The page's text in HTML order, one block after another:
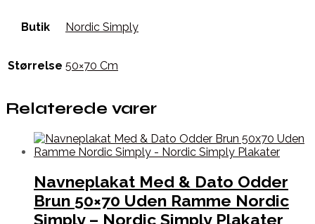
Butik Nordic Simply
Størrelse 50×70 Cm
Relaterede varer
Navneplakat Med & Dato Odder
Brun 50×70 Uden Ramme Nordic
Simply – Nordic Simply Plakater